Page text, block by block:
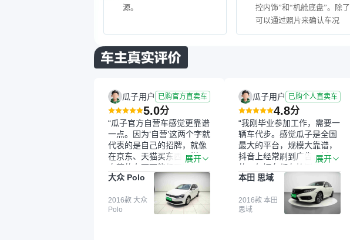
源。
控内饰”和“机舱底盘”。除了
可以通过照片来确认车况
外，平台现在还可以在线看
如您在我们平台购买了重大
事故、火烧、泡水车，可终
身全额退车瓜子目前支持线
上视频看车，您方便的话，
可以约个看车时间，实时了
解车辆所有信息和车况
瓜子用户 已购官方直卖车
5.0分
“瓜子官方自营车感觉更靠谱
一点。因为‘自营’这两个字就
代表的是自己的招牌，就像
在京东、天猫买东西一样，
自营的东西可能都要好一
点。就是这种刻板印象吧。
一开始买二手车的时候，我
确实有担心过事故车、泡水
车这些问题。瓜子的检测报
展开
大众 Polo
2016款 大众
Polo
瓜子用户 已购个人直卖车
4.8分
“我刚毕业参加工作，需要一
辆车代步。感觉瓜子是全国
最大的平台，规模大靠谱，
抖音上经常刷到广告，挺火
的。每辆车都有检测报告，
这个让我很放心。去外面买
车全凭卖家一张嘴，不敢
买。我买了本田思域，白
色，过户次数少，公里数符
展开
本田 思域
2016款 本田
思域